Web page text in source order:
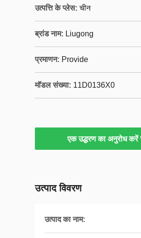
उत्पत्ति के प्लेस: चीन
ब्रांड नाम: Liugong
प्रमाणन: Provide
मॉडल संख्या: 11D0136X0
एक उद्धरण का अनुरोध करें
उत्पाद विवरण
उत्पाद का नाम: